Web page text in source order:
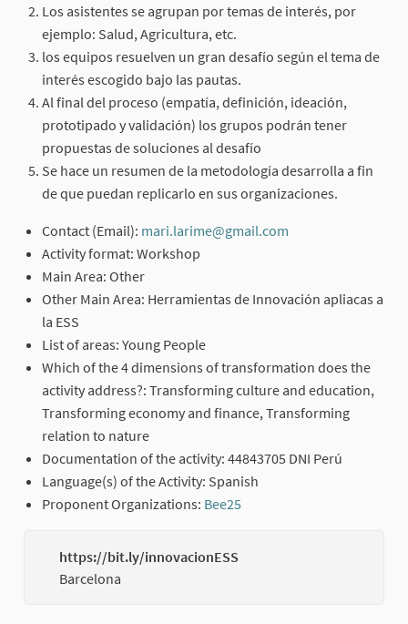
Los asistentes se agrupan por temas de interés, por
ejemplo: Salud, Agricultura, etc.
los equipos resuelven un gran desafío según el tema de
interés escogido bajo las pautas.
Al final del proceso (empatía, definición, ideación,
prototipado y validación) los grupos podrán tener
propuestas de soluciones al desafío
Se hace un resumen de la metodología desarrolla a fin
de que puedan replicarlo en sus organizaciones.
Contact (Email): mari.larime@gmail.com
Activity format: Workshop
Main Area: Other
Other Main Area: Herramientas de Innovación apliacas a
la ESS
List of areas: Young People
Which of the 4 dimensions of transformation does the
activity address?: Transforming culture and education,
Transforming economy and finance, Transforming
relation to nature
Documentation of the activity: 44843705 DNI Perú
Language(s) of the Activity: Spanish
Proponent Organizations: Bee25
https://bit.ly/innovacionESS
Barcelona